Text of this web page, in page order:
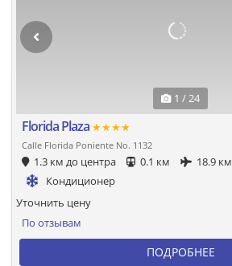
1 / 24
Florida Plaza ★★★★
Calle Florida Poniente No. 1132
1.3 км до центра 0.1 км
18.9 км
Кондиционер
По отзывам
Уточнить цену
ПОДРОБНЕЕ